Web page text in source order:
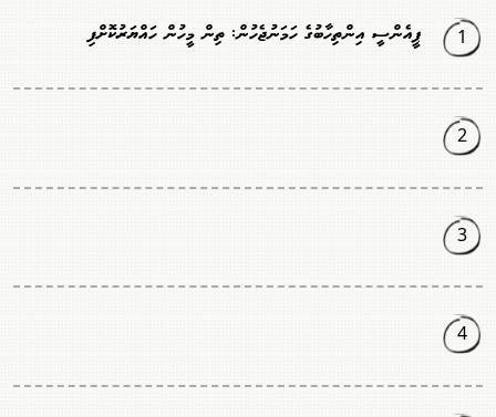
1 ޕީއެންސީ އިންތިހާބުގެ ހަމަނުޖެހުން: ތިން މީހުން ހައްޔަރުކޮށްފި
2
3
4